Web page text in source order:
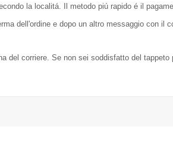
la localitá. Il metodo piú rapido é il
dell'ordine e dopo un altro messaggio con il
del corriere. Se non sei soddisfatto del